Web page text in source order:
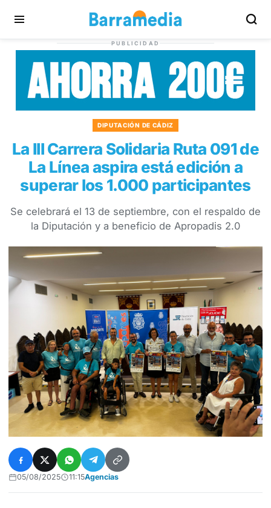
PUBLICIDAD
DIPUTACIÓN DE CÁDIZ
La III Carrera Solidaria Ruta 091 de
La Línea aspira está edición a
superar los 1.000 participantes
Se celebrará el 13 de septiembre, con el respaldo de
la Diputación y a beneficio de Apropadis 2.0
05/08/2025 11:15Agencias